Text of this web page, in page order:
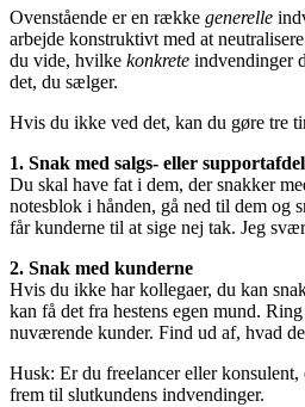
Ovenstående er en række generelle
arbejde konstruktivt med at
du vide, hvilke konkrete indvendinger
det, du sælger.
Hvis du ikke ved det, kan du gøre tre
1. Snak med salgs- eller
Du skal have fat i dem, der snakker
notesblok i hånden, gå ned til dem og
får kunderne til at sige nej tak. Jeg
2. Snak med kunderne
Hvis du ikke har kollegaer, du kan
kan få det fra hestens egen mund.
nuværende kunder. Find ud af, hvad
Husk: Er du freelancer eller konsulent,
frem til slutkundens indvendinger.